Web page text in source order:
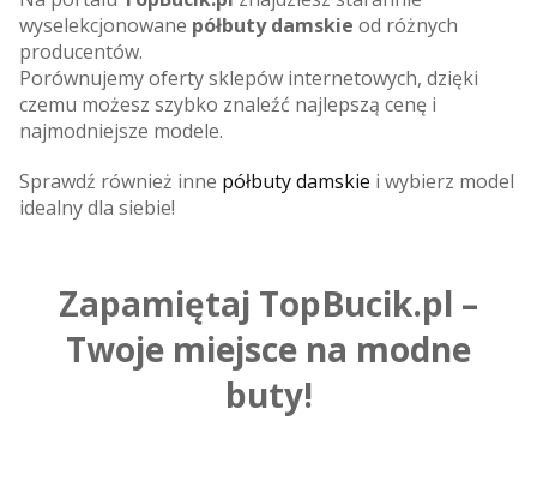
wyselekcjonowane półbuty damskie od różnych
producentów.
Porównujemy oferty sklepów internetowych, dzięki
czemu możesz szybko znaleźć najlepszą cenę i
najmodniejsze modele.
Sprawdź również inne półbuty damskie i wybierz model
idealny dla siebie!
Zapamiętaj TopBucik.pl –
Twoje miejsce na modne
buty!